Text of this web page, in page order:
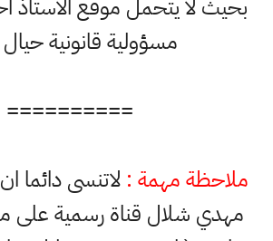
بحيث لا يتحمل موقع
مسؤولية قانونية
==========
ملاحظة مهمة : لاتنسى دائما
مهدي شلال قناة رسمية على